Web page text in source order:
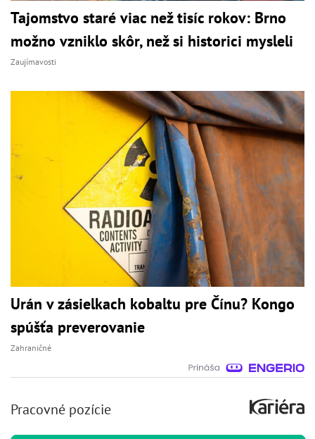
Tajomstvo staré viac než tisíc rokov: Brno
možno vzniklo skôr, než si historici mysleli
Zaujímavosti
Urán v zásielkach kobaltu pre Čínu? Kongo
spúšťa preverovanie
Zahraničné
Pracovné pozície